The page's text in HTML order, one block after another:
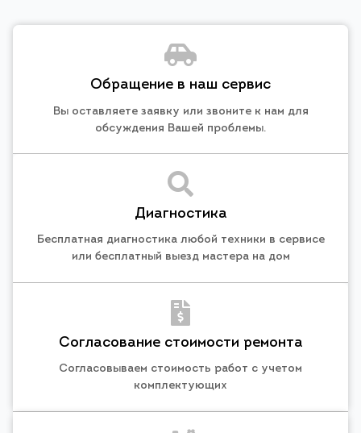
Обращение в наш сервис
Вы оставляете заявку или звоните к нам для
обсуждения Вашей проблемы.
Диагностика
Бесплатная диагностика любой техники в сервисе
или бесплатный выезд мастера на дом
Согласование стоимости ремонта
Согласовываем стоимость работ с учетом
комплектующих